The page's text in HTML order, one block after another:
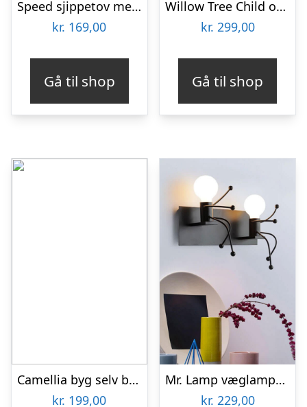
Speed sjippetov med digital tæller | Speed rope
kr. 169,00
Gå til shop
Willow Tree Child of my Heart
kr. 299,00
Gå til shop
Camellia byg selv blomst Rokrâ¢ (AF011)
kr. 199,00
Mr. Lamp væglampe – to personer
kr. 229,00